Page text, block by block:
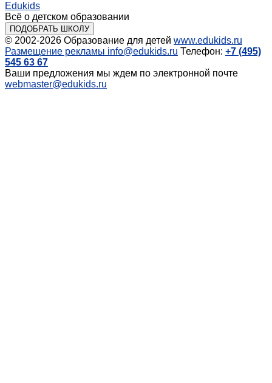
Edukids
Всё о детском образовании
ПОДОБРАТЬ ШКОЛУ
© 2002-2026 Образование для детей www.edukids.ru
Размещение рекламы info@edukids.ru Телефон: +7 (495)
545 63 67
Ваши предложения мы ждем по электронной почте
webmaster@edukids.ru